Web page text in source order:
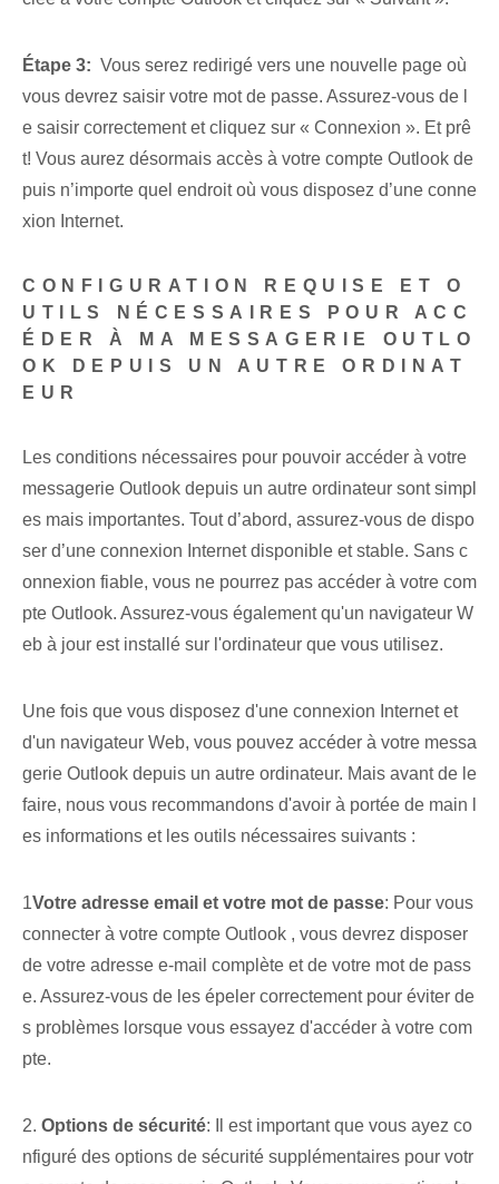
Étape 3: ​ Vous serez redirigé vers une nouvelle page où
vous devrez saisir votre mot de passe. ​Assurez-vous​ de l
e saisir correctement⁤ et cliquez sur​ « Connexion ». Et prê
t! Vous aurez désormais accès à votre compte Outlook de
puis n’importe quel endroit où vous disposez d’une conne
xion Internet.
CONFIGURATION REQUISE ET O
UTILS NÉCESSAIRES POUR ACC
ÉDER À MA MESSAGERIE OUTLO
OK DEPUIS UN AUTRE ORDINAT
EUR
Les conditions nécessaires pour pouvoir accéder à votre
messagerie Outlook depuis un autre ordinateur sont simpl
es mais importantes. Tout d’abord, assurez-vous de dispo
ser d’une connexion Internet disponible et stable. Sans c
onnexion fiable, vous ne pourrez pas accéder à votre com
pte Outlook. Assurez-vous également⁤ qu'un navigateur W
eb à jour est installé sur l'ordinateur que vous utilisez.
Une fois que vous disposez d'une connexion Internet et
d'un navigateur Web, vous pouvez accéder à votre messa
gerie Outlook depuis un autre ordinateur. Mais avant de le
faire, nous vous recommandons d'avoir à portée de main l
es informations et les outils nécessaires suivants :
1Votre adresse email et votre mot de passe: Pour vous
connecter à votre compte Outlook ⁣, vous devrez disposer
de votre adresse e-mail complète et de votre mot de pass
e. Assurez-vous de les épeler correctement pour éviter de
s problèmes lorsque vous essayez d'accéder à votre com
pte.
2. Options de sécurité: Il est important⁤ que vous ayez co
nfiguré des options de sécurité supplémentaires pour votr